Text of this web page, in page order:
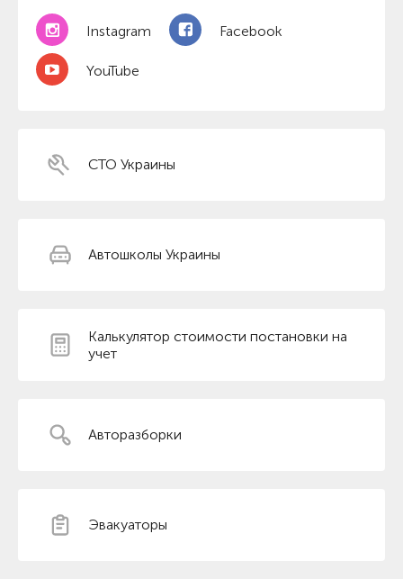
Instagram Facebook
YouTube
СТО Украины
Автошколы Украины
Калькулятор стоимости постановки на
учет
Авторазборки
Эвакуаторы